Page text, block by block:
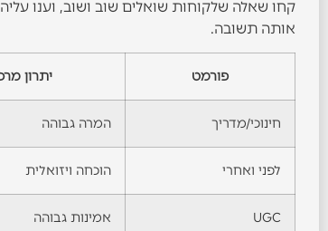
קחו שאלה שלקוחות שואלים שוב ושוב, וענו
אותה תשובה.
פורמט יתרון
חינוכי/מדריך המרה גבוהה
לפני ואחרי הוכחה ויזואלית
UGC אמינות גבוהה